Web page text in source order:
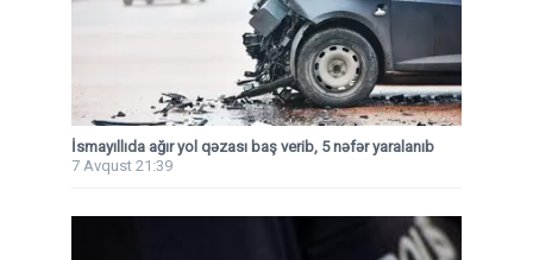
İsmayıllıda ağır yol qəzası baş verib, 5 nəfər yaralanıb
7 Avqust 21:39